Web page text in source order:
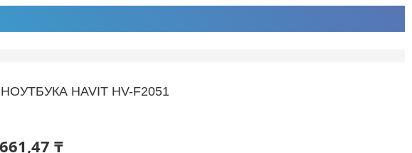
HAVIT HV-F2051
₸